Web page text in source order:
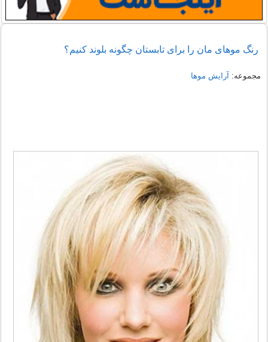
رنگ موهای مان را برای تابستان چگونه بلوند کنیم؟
مجموعه: آرایش موها